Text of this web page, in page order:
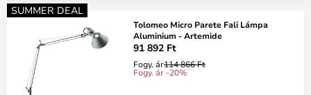
SUMMER DEAL
Tolomeo Micro Parete Fali Lámpa
Aluminium - Artemide
91 892 Ft
Fogy. ár114 866 Ft
Fogy. ár -20%